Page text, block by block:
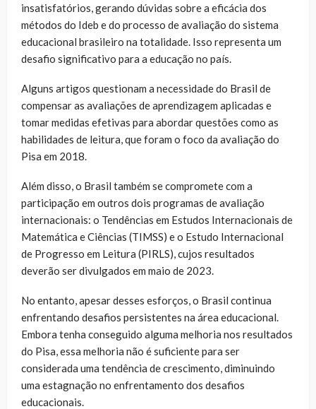
insatisfatórios, gerando dúvidas sobre a eficácia dos
métodos do Ideb e do processo de avaliação do sistema
educacional brasileiro na totalidade. Isso representa um
desafio significativo para a educação no país.
Alguns artigos questionam a necessidade do Brasil de
compensar as avaliações de aprendizagem aplicadas e
tomar medidas efetivas para abordar questões como as
habilidades de leitura, que foram o foco da avaliação do
Pisa em 2018.
Além disso, o Brasil também se compromete com a
participação em outros dois programas de avaliação
internacionais: o Tendências em Estudos Internacionais de
Matemática e Ciências (TIMSS) e o Estudo Internacional
de Progresso em Leitura (PIRLS), cujos resultados
deverão ser divulgados em maio de 2023.
No entanto, apesar desses esforços, o Brasil continua
enfrentando desafios persistentes na área educacional.
Embora tenha conseguido alguma melhoria nos resultados
do Pisa, essa melhoria não é suficiente para ser
considerada uma tendência de crescimento, diminuindo
uma estagnação no enfrentamento dos desafios
educacionais.